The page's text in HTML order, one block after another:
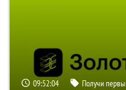
09:52:03 Получи